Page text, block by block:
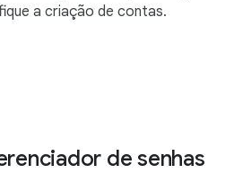
a criação de contas.
de senhas